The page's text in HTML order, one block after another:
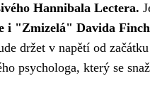
Hannibala Lectera.
i "Zmizelá" Davida
držet v napětí od
psychologa, který se